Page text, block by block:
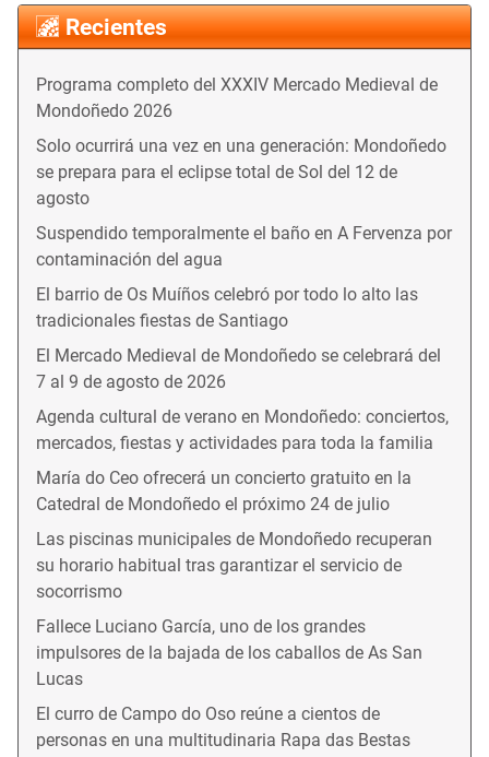
Recientes
Programa completo del XXXIV Mercado Medieval de
Mondoñedo 2026
Solo ocurrirá una vez en una generación: Mondoñedo
se prepara para el eclipse total de Sol del 12 de
agosto
Suspendido temporalmente el baño en A Fervenza por
contaminación del agua
El barrio de Os Muíños celebró por todo lo alto las
tradicionales fiestas de Santiago
El Mercado Medieval de Mondoñedo se celebrará del
7 al 9 de agosto de 2026
Agenda cultural de verano en Mondoñedo: conciertos,
mercados, fiestas y actividades para toda la familia
María do Ceo ofrecerá un concierto gratuito en la
Catedral de Mondoñedo el próximo 24 de julio
Las piscinas municipales de Mondoñedo recuperan
su horario habitual tras garantizar el servicio de
socorrismo
Fallece Luciano García, uno de los grandes
impulsores de la bajada de los caballos de As San
Lucas
El curro de Campo do Oso reúne a cientos de
personas en una multitudinaria Rapa das Bestas